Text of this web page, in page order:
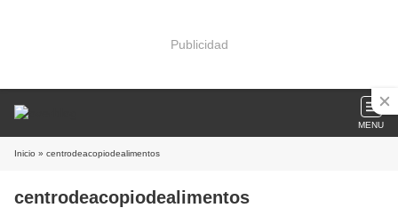
Publicidad
MENU
Inicio » centrodeacopiodealimentos
centrodeacopiodealimentos